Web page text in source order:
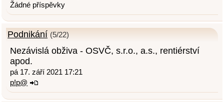
Žádné příspěvky
Podnikání (5/22)
Nezávislá obživa - OSVČ, s.r.o., a.s., rentiérství
apod.
pá 17. září 2021 17:21
p!p@